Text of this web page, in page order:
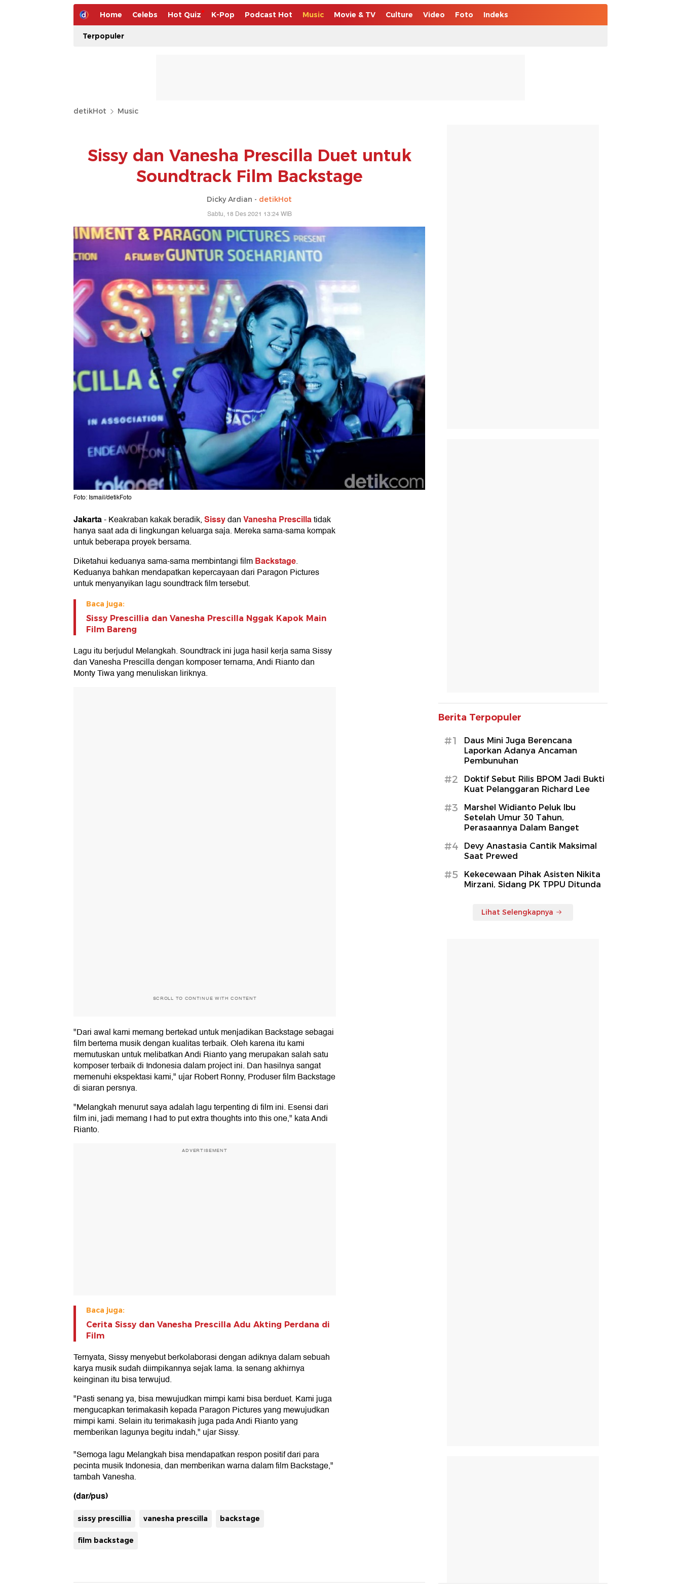
Home Celebs Hot Quiz K-Pop Podcast Hot Music Movie & TV Culture Video Foto Indeks
Terpopuler
detikHot Music
Sissy dan Vanesha Prescilla Duet untuk
Soundtrack Film Backstage
Dicky Ardian - detikHot
Sabtu, 18 Des 2021 13:24 WIB
Foto: Ismail/detikFoto
Jakarta-Keakraban kakak beradik,SissydanVanesha Prescillatidak
hanya saat ada di lingkungan keluarga saja. Mereka sama-sama kompak
untuk beberapa proyek bersama.
Diketahui keduanya sama-sama membintangi filmBackstage.
Keduanya bahkan mendapatkan kepercayaan dari Paragon Pictures
untuk menyanyikan lagu soundtrack film tersebut.
Baca juga:
Sissy Prescillia dan Vanesha Prescilla Nggak Kapok Main
Film Bareng
Lagu itu berjudul Melangkah. Soundtrack ini juga hasil kerja sama Sissy
dan Vanesha Prescilla dengan komposer ternama, Andi Rianto dan
Monty Tiwa yang menuliskan liriknya.
SCROLL TO CONTINUE WITH CONTENT
"Dari awal kami memang bertekad untuk menjadikan Backstage sebagai
film bertema musik dengan kualitas terbaik. Oleh karena itu kami
memutuskan untuk melibatkan Andi Rianto yang merupakan salah satu
komposer terbaik di Indonesia dalam project ini. Dan hasilnya sangat
memenuhi ekspektasi kami," ujar Robert Ronny, Produser film Backstage
di siaran persnya.
"Melangkah menurut saya adalah lagu terpenting di film ini. Esensi dari
film ini, jadi memang I had to put extra thoughts into this one," kata Andi
Rianto.
ADVERTISEMENT
Baca juga:
Cerita Sissy dan Vanesha Prescilla Adu Akting Perdana di
Film
Ternyata, Sissy menyebut berkolaborasi dengan adiknya dalam sebuah
karya musik sudah diimpikannya sejak lama. Ia senang akhirnya
keinginan itu bisa terwujud.
"Pasti senang ya, bisa mewujudkan mimpi kami bisa berduet. Kami juga
mengucapkan terimakasih kepada Paragon Pictures yang mewujudkan
mimpi kami. Selain itu terimakasih juga pada Andi Rianto yang
memberikan lagunya begitu indah," ujar Sissy.
"Semoga lagu Melangkah bisa mendapatkan respon positif dari para
pecinta musik Indonesia, dan memberikan warna dalam film Backstage,"
tambah Vanesha.
(dar/pus)
sissy prescillia vanesha prescilla backstage
film backstage
Berita Terpopuler
#1
Daus Mini Juga Berencana
Laporkan Adanya Ancaman
Pembunuhan
#2
Doktif Sebut Rilis BPOM Jadi Bukti
Kuat Pelanggaran Richard Lee
#3
Marshel Widianto Peluk Ibu
Setelah Umur 30 Tahun,
Perasaannya Dalam Banget
#4
Devy Anastasia Cantik Maksimal
Saat Prewed
#5
Kekecewaan Pihak Asisten Nikita
Mirzani, Sidang PK TPPU Ditunda
Lihat Selengkapnya